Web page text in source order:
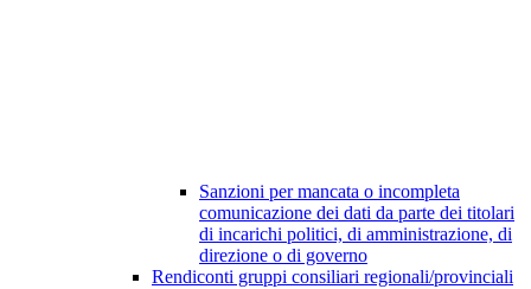
Sanzioni per mancata o incompleta
comunicazione dei dati da parte dei titolari
di incarichi politici, di amministrazione, di
direzione o di governo
Rendiconti gruppi consiliari regionali/provinciali